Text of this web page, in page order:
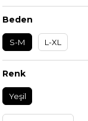
Beden
S-M L-XL
Renk
Yeşil